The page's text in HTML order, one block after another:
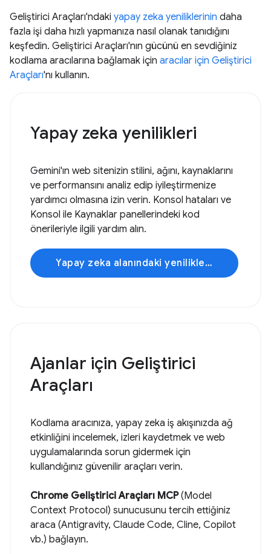
Geliştirici Araçları'ndaki yapay zeka yeniliklerinin daha
fazla işi daha hızlı yapmanıza nasıl olanak tanıdığını
keşfedin. Geliştirici Araçları'nın gücünü en sevdiğiniz
kodlama aracılarına bağlamak için aracılar için Geliştirici
Araçları'nı kullanın.
Yapay zeka yenilikleri
Gemini'ın web sitenizin stilini, ağını, kaynaklarını
ve performansını analiz edip iyileştirmenize
yardımcı olmasına izin verin. Konsol hataları ve
Konsol ile Kaynaklar panellerindeki kod
önerileriyle ilgili yardım alın.
Yapay zeka alanındaki yenilikleri keşfedin
Ajanlar için Geliştirici
Araçları
Kodlama aracınıza, yapay zeka iş akışınızda ağ
etkinliğini incelemek, izleri kaydetmek ve web
uygulamalarında sorun gidermek için
kullandığınız güvenilir araçları verin.
Chrome Geliştirici Araçları MCP(Model
Context Protocol) sunucusunu tercih ettiğiniz
araca (Antigravity, Claude Code, Cline, Copilot
vb.) bağlayın.